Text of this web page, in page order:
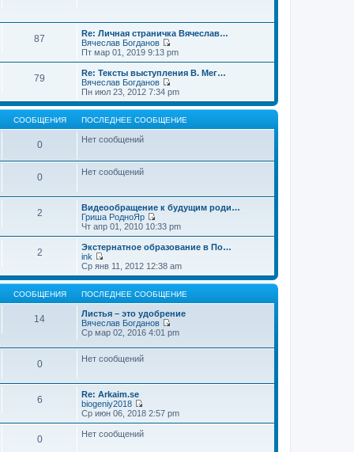
б
щ
н
и
ю
д
н
е
м
о
о
б
щ
е
н
ю
87
Re: Личная страничка Вячеслав…
Вячеслав Богданов
П
е
р
е
й
т
и
к
е
м
у
о
о
б
е
н
ю
Пт мар 01, 2019 9:13 pm
79
Re: Тексты выступления В. Мег…
Вячеслав Богданов
П
е
р
е
й
л
е
д
н
е
у
о
о
б
щ
н
ю
Пн июл 23, 2012 7:34 pm
СООБЩЕНИЯ ПОСЛЕДНЕЕ СООБЩЕНИЕ
0 Нет сообщений
0 Нет сообщений
2
Видеообращение к будущим роди…
Гриша РодноЯр
П
е
р
е
й
т
и
к
о
с
л
е
д
у
о
б
Чт апр 01, 2010 10:33 pm
2
Экстернатное образование в По…
ink
П
е
р
е
й
т
и
к
п
о
с
д
н
е
м
у
с
Ср янв 11, 2012 12:38 am
СООБЩЕНИЯ ПОСЛЕДНЕЕ СООБЩЕНИЕ
14
Листья – это удобрение
Вячеслав Богданов
П
р
и
о
с
Ср мар 02, 2016 4:01 pm
0 Нет сообщений
6
Re: Arkaim.se
biogeniy2018
П
е
р
е
Ср июн 06, 2018 2:57 pm
0 Нет сообщений